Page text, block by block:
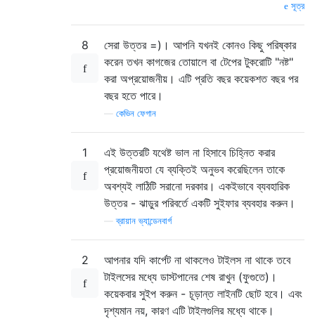
সূত্র
8
সেরা উত্তর =)। আপনি যখনই কোনও কিছু পরিষ্কার
করেন তখন কাগজের তোয়ালে বা টেপের টুকরোটি "নষ্ট"
করা অপ্রয়োজনীয়। এটি প্রতি বছর কয়েকশত বছর পর
বছর হতে পারে।
কেভিন ফেগান
1
এই উত্তরটি যথেষ্ট ভাল না হিসাবে চিহ্নিত করার
প্রয়োজনীয়তা যে ব্যক্তিই অনুভব করেছিলেন তাকে
অবশ্যই লাঠিটি সরানো দরকার। একইভাবে ব্যবহারিক
উত্তর - ঝাড়ুর পরিবর্তে একটি সুইফার ব্যবহার করুন।
—ব্রায়ান ভ্যান্ডেনবার্গ
2
আপনার যদি কার্পেট না থাকলেও টাইলস না থাকে তবে
টাইলসের মধ্যে ডাস্টপানের শেষ রাখুন (ফুগুতে)।
কয়েকবার সুইপ করুন - চূড়ান্ত লাইনটি ছোট হবে। এবং
দৃশ্যমান নয়, কারণ এটি টাইলগুলির মধ্যে থাকে।